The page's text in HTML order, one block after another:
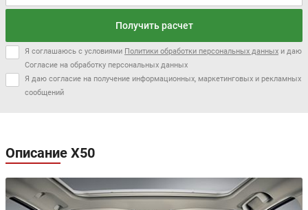
Получить расчет
Я соглашаюсь с условиями Политики обработки персональных данных и даю
Согласие на обработку персональных данных
Я даю согласие на получение информационных, маркетинговых и рекламных
сообщений
Описание X50